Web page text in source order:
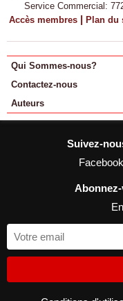
Service Commercial:
Accès membres | Plan du
Qui Sommes-nous?
Contactez-nous
Auteurs
Suivez-
Facebook